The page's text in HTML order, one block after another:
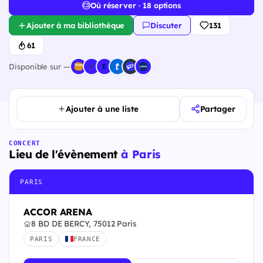
Où réserver · 18 options
Ajouter à ma bibliothèque Discuter 131
61
Disponible sur —
Ajouter à une liste Partager
CONCERT
Lieu de l'évènementà Paris
PARIS
ACCOR ARENA
8 BD DE BERCY, 75012 Paris
PARIS FRANCE